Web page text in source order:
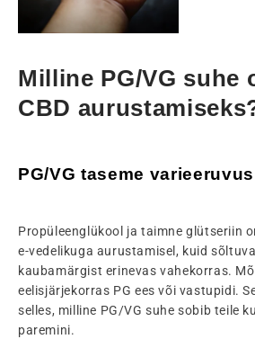
Milline PG/VG suhe
CBD
PG/VG taseme varieeruvus
Propüleenglükool ja taimne glütseriin
e-vedelikuga aurustamisel, kuid
kaubamärgist erinevas vahekorras.
eelisjärjekorras PG ees või vastupidi.
selles, milline PG/VG suhe sobib teile
paremini.